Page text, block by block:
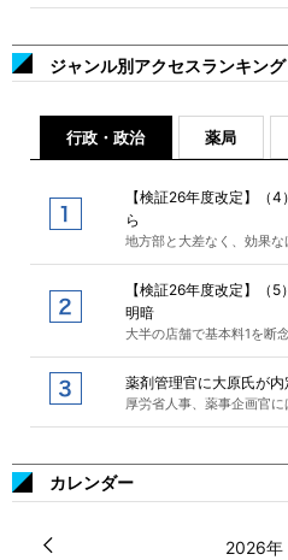
ジャンル別アクセスランキング
行政・政治 薬局
【検証26年度改定】（
ら
地方部と大差なく、効果な
【検証26年度改定】（
明暗
大半の店舗で基本料1を断
薬剤管理官に大原氏が内
厚労省人事、薬事企画官に
カレンダー
2026年